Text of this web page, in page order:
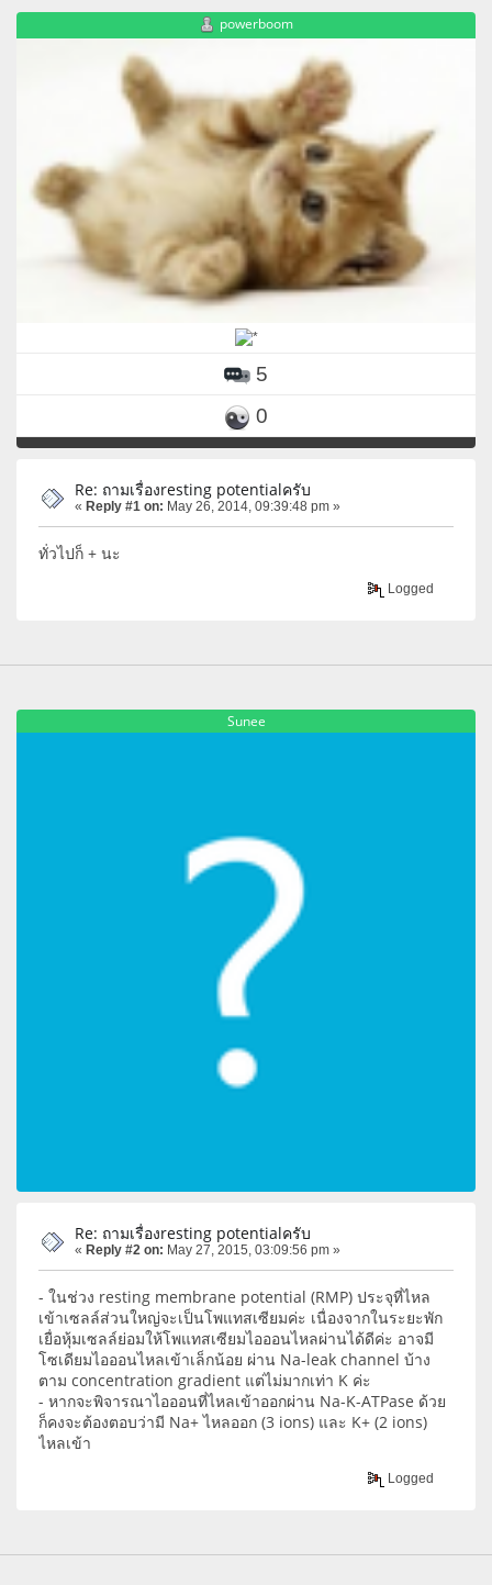
powerboom
5
0
Re: ถามเรื่องresting potentialครับ
« Reply #1 on: May 26, 2014, 09:39:48 pm »
ทั่วไปก็ + นะ
Logged
Sunee
Re: ถามเรื่องresting potentialครับ
« Reply #2 on: May 27, 2015, 03:09:56 pm »
- ในช่วง resting membrane potential (RMP) ประจุที่ไหล
เข้าเซลล์ส่วนใหญ่จะเป็นโพแทสเซียมค่ะ เนื่องจากในระยะพัก
เยื่อหุ้มเซลล์ย่อมให้โพแทสเซียมไอออนไหลผ่านได้ดีค่ะ อาจมี
โซเดียมไอออนไหลเข้าเล็กน้อย ผ่าน Na-leak channel บ้าง
ตาม concentration gradient แต่ไม่มากเท่า K ค่ะ
- หากจะพิจารณาไอออนที่ไหลเข้าออกผ่าน Na-K-ATPase ด้วย
ก็คงจะต้องตอบว่ามี Na+ ไหลออก (3 ions) และ K+ (2 ions)
ไหลเข้า
Logged